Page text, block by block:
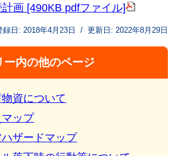
画 [490KB pdfファイル]
録日: 2018年4月23日 / 更新日: 2022年8月29日
ー内の他のページ
資について
ップ
ザードマップ